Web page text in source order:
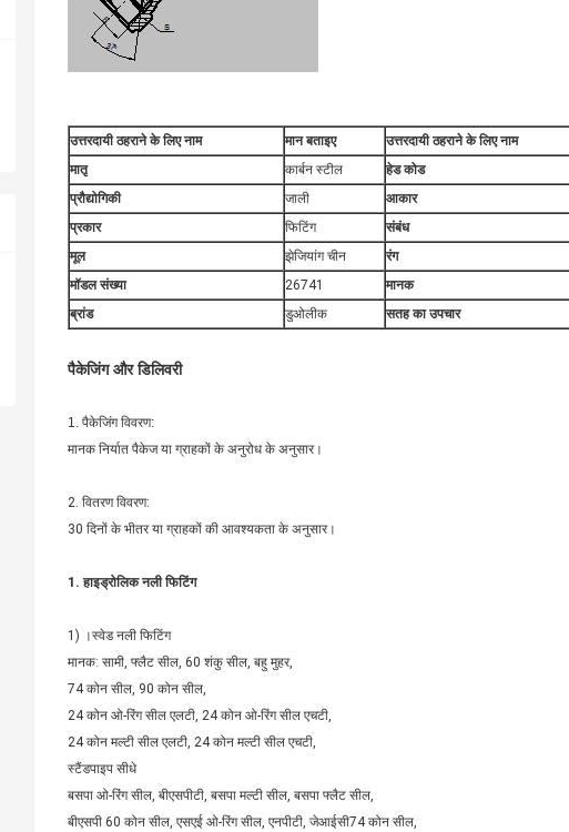
उत्तरदायी ठहराने के लिए नाम मान बताइए उत्तरदायी ठहराने के लिए नाम
मातृ
कार्बन स्टील हेड कोड
प्रौद्योगिकी
जाली आकार
प्रकार
फिटिंग संबंध
मूल
झेजियांग चीन रंग
मॉडल संख्या
26741 मानक
ब्रांड
डुओलीक सतह का उपचार
पैकेजिंग और डिलिवरी
1. पैकेजिंग विवरण:
मानक निर्यात पैकेज या ग्राहकों के अनुरोध के अनुसार।
2. वितरण विवरण:
30 दिनों के भीतर या ग्राहकों की आवश्यकता के अनुसार।
1. हाइड्रोलिक नली फिटिंग
1) ।स्वेड नली फिटिंग
मानक: सामी, फ्लैट सील, 60 शंकु सील, बहु मुहर,
74 कोन सील, 90 कोन सील,
24 कोन ओ-रिंग सील एलटी, 24 कोन ओ-रिंग सील एचटी,
24 कोन मल्टी सील एलटी, 24 कोन मल्टी सील एचटी,
स्टैंडपाइप सीधे
बसपा ओ-रिंग सील, बीएसपीटी, बसपा मल्टी सील, बसपा फ्लैट सील,
बीएसपी 60 कोन सील, एसएई ओ-रिंग सील, एनपीटी, जेआईसी74 कोन सील,